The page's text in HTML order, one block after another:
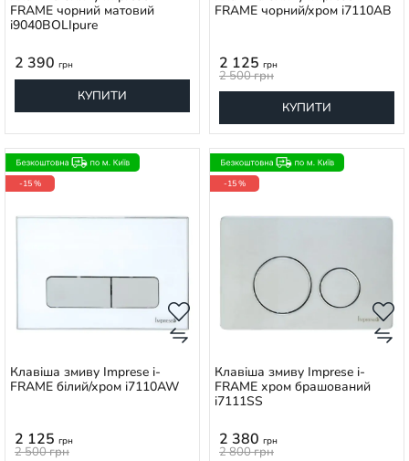
FRAME чорний матовий
i9040ВOLIpure
2 390 грн
КУПИТИ
FRAME чорний/хром i7110AB
2 125 грн
2 500грн
КУПИТИ
-15 %
Клавіша змиву Imprese i-
FRAME білий/хром i7110AW
2 125 грн
2 500грн
-15 %
Клавіша змиву Imprese i-
FRAME хром брашований
i7111SS
2 380 грн
2 800грн